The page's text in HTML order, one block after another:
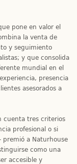
pone en valor el
la venta de
y seguimiento
y que consolida
mundial en el
presencia
asesorados a
cuenta tres criterios
profesional o si
premió a Naturhouse
como una
accesible y